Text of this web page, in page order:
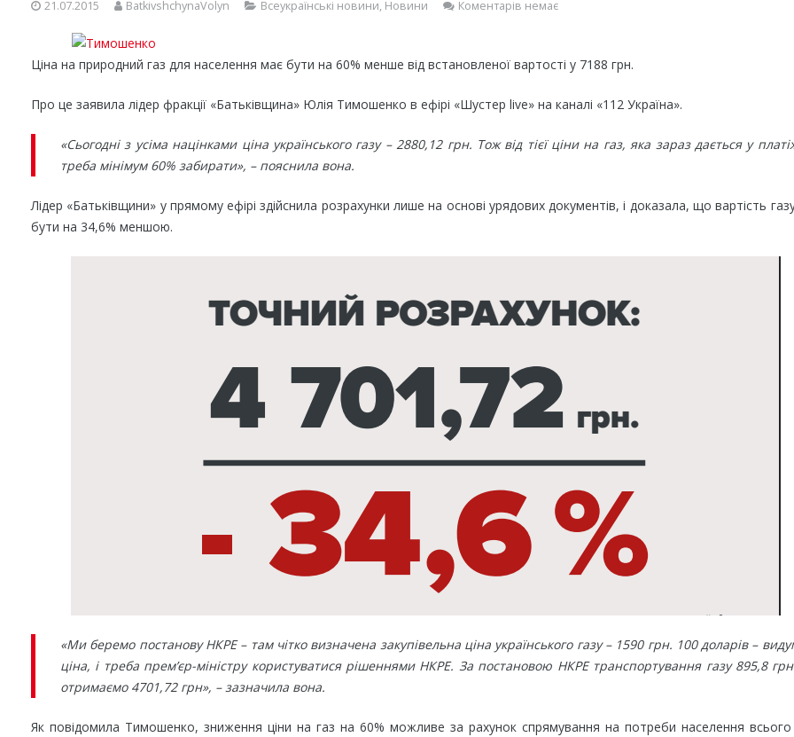
21.07.2015 BatkivshchynaVolyn Всеукраїнські новини, Новини Коментарів немає
Ціна на природний газ для населення має бути на 60% менше від встановленої вартості у 7188 грн.
Про це заявила лідер фракції «Батьківщина» Юлія Тимошенко в ефірі «Шустер live» на каналі «112 Україна».
«Сьогодні з усіма націнками ціна українського газу – 2880,12 грн. Тож від тієї ціни на газ, яка зараз дається у
треба мінімум 60% забирати», – пояснила вона.
Лідер «Батьківщини» у прямому ефірі здійснила розрахунки лише на основі урядових документів, і доказала, що вартість
бути на 34,6% меншою.
«Ми беремо постанову НКРЕ – там чітко визначена закупівельна ціна українського газу – 1590 грн. 100 доларів –
ціна, і треба прем’єр-міністру користуватися рішеннями НКРЕ. За постановою НКРЕ транспортування газу 895,8
отримаємо 4701,72 грн», – зазначила вона.
Як повідомила Тимошенко, зниження ціни на газ на 60% можливе за рахунок спрямування на потреби населення всього